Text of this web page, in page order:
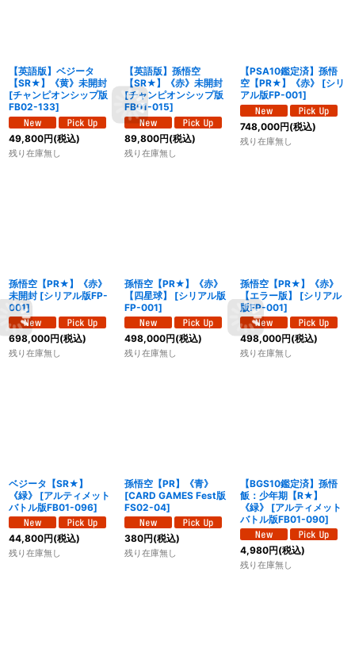
【英語版】ベジータ
【SR★】《黄》未開封
[チャンピオンシップ版
FB02-133]
49,800円(税込)
残り在庫無し
【英語版】孫悟空
【SR★】《赤》未開封
[チャンピオンシップ版
FB01-015]
89,800円(税込)
残り在庫無し
【PSA10鑑定済】孫悟
空【PR★】《赤》
[シリ
アル版FP-001]
748,000円(税込)
残り在庫無し
孫悟空【PR★】《赤》
未開封 [シリアル版FP-
001]
698,000円(税込)
残り在庫無し
孫悟空【PR★】《赤》
【四星球】
[シリアル版
FP-001]
498,000円(税込)
残り在庫無し
孫悟空【PR★】《赤》
【エラー版】
[シリアル
版FP-001]
498,000円(税込)
残り在庫無し
ベジータ【SR★】
《緑》
[アルティメット
バトル版FB01-096]
44,800円(税込)
残り在庫無し
孫悟空【PR】《青》
[CARD GAMES Fest版
FS02-04]
380円(税込)
残り在庫無し
【BGS10鑑定済】孫悟
飯：少年期【R★】
《緑》
[アルティメット
バトル版FB01-090]
4,980円(税込)
残り在庫無し